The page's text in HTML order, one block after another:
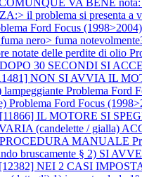
il problema si presenta
Ford Focus
nero> fuma
notate delle perdite di olio
30 SECONDI SI
NON SI AVVIA IL
lampeggiante Problema Ford
Problema Ford Focus
IL MOTORE SI
(candelette / gialla)
MANUALE
bruscamente § 2) SI
[12382] NEI 2 CASI